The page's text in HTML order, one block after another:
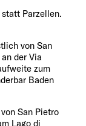
Parzellen.
von San
der Via
zum
Baden
San Pietro
Lago di